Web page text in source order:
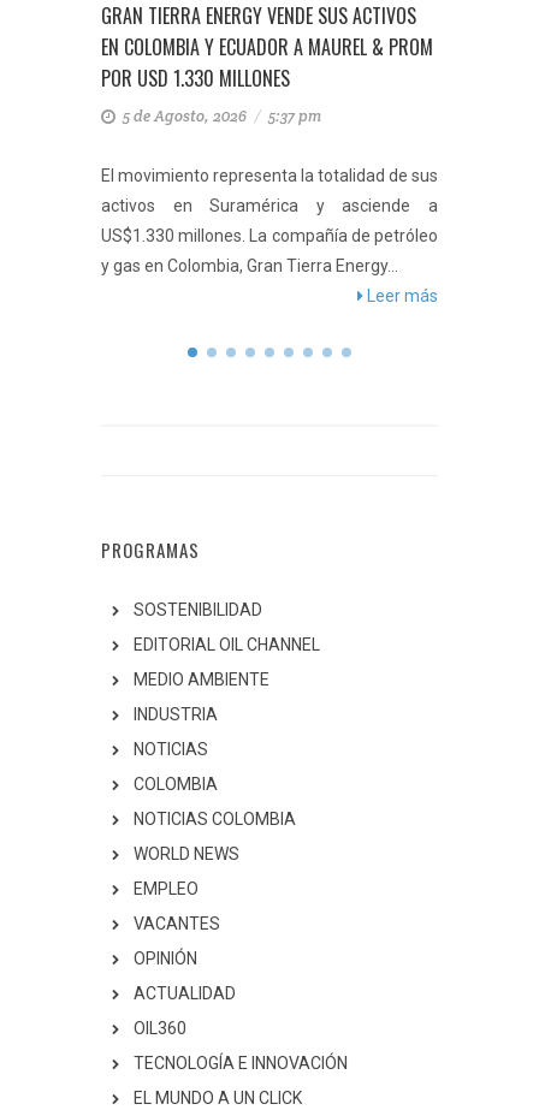
GRAN TIERRA ENERGY VENDE SUS ACTIVOS
EN COLOMBIA Y ECUADOR A MAUREL & PROM
POR USD 1.330 MILLONES
5 de Agosto, 2026 5:37 pm
El movimiento representa la totalidad de sus
activos en Suramérica y asciende a
US$1.330 millones. La compañía de petróleo
y gas en Colombia, Gran Tierra Energy...
Leer más
PROGRAMAS
SOSTENIBILIDAD
EDITORIAL OIL CHANNEL
MEDIO AMBIENTE
INDUSTRIA
NOTICIAS
COLOMBIA
NOTICIAS COLOMBIA
WORLD NEWS
EMPLEO
VACANTES
OPINIÓN
ACTUALIDAD
OIL360
TECNOLOGÍA E INNOVACIÓN
EL MUNDO A UN CLICK